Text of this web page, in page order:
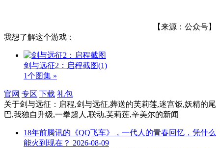
【来源：公众号】
我想了解这个游戏：
剑与远征2：启程截图(1)
1个图集 »
官网 专区 下载 礼包
关于剑与远征：启程,剑与远征,葬送的芙莉莲,迷宫饭,妖精的尾
巴,我独自升级,一拳超人,联动,芙莉莲,辛美尔的新闻
18年前腾讯的《QQ飞车》，一代人的青春回忆，凭什么
能火到现在？ 2026-08-09